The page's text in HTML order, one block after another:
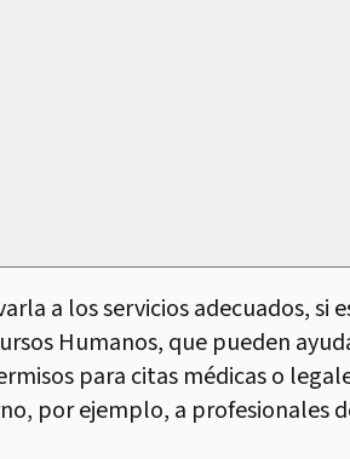
a los servicios adecuados, si
Humanos, que pueden
para citas médicas o
por ejemplo, a profesionales